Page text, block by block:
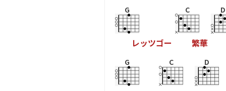
G
レッツゴー
C
繁華
D
G C D